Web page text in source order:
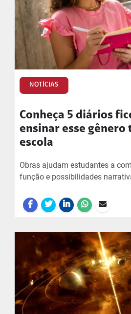
NOTÍCIAS
Conheça 5 diários
ensinar esse gênero
escola
Obras ajudam estudantes a
função e possibilidades